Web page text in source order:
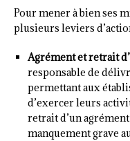
Pour mener à bien ses
plusieurs leviers
Agrément et retrait
responsable de
permettant aux
d’exercer leurs
retrait d’un
manquement grave